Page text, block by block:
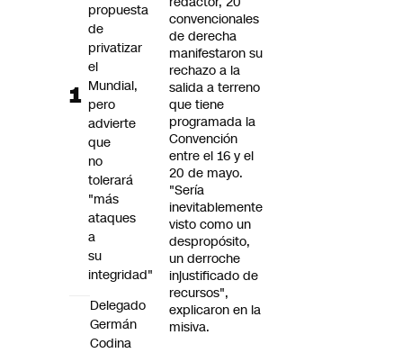
convencionales
de derecha
manifestaron su
rechazo a la
salida a terreno
que tiene
programada la
Convención
entre el 16 y el
20 de mayo.
"Sería
inevitablemente
visto como un
despropósito,
un derroche
injustificado de
recursos",
explicaron en la
misiva.
propuesta
de
privatizar
el
Mundial,
pero
advierte
que
no
tolerará
"más
ataques
a
su
integridad"
Delegado
Germán
Codina